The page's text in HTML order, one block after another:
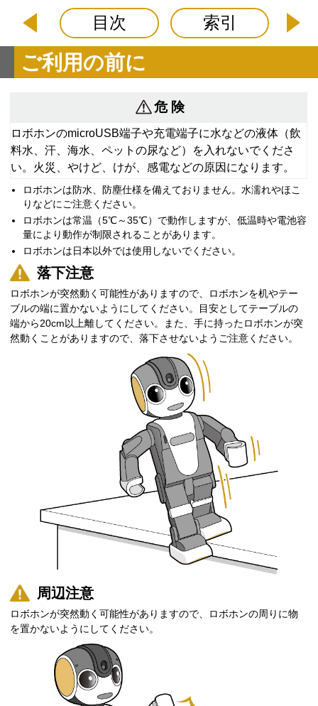
目次 索引
ご利用の前に
危 険
ロボホンのmicroUSB端子や充電端子に水などの液体（飲
料水、汗、海水、ペットの尿など）を入れないでくださ
い。火災、やけど、けが、感電などの原因になります。
ロボホンは防水、防塵仕様を備えておりません。水濡れやほこ
りなどにご注意ください。
ロボホンは常温（5℃～35℃）で動作しますが、低温時や電池容
量により動作が制限されることがあります。
ロボホンは日本以外では使用しないでください。
落下注意
ロボホンが突然動く可能性がありますので、ロボホンを机やテー
ブルの端に置かないようにしてください。目安としてテーブルの
端から20cm以上離してください。また、手に持ったロボホンが突
然動くことがありますので、落下させないようご注意ください。
周辺注意
ロボホンが突然動く可能性がありますので、ロボホンの周りに物
を置かないようにしてください。